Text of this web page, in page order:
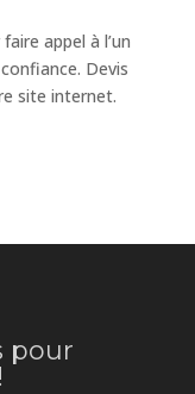
appel à l’un
Devis
site internet.
pour